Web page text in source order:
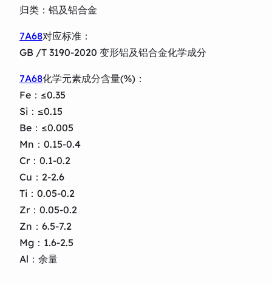
归类：铝及铝合金
7A68对应标准：
GB /T 3190-2020 变形铝及铝合金化学成分
7A68化学元素成分含量(%)：
Fe：≤0.35
Si：≤0.15
Be：≤0.005
Mn：0.15-0.4
Cr：0.1-0.2
Cu：2-2.6
Ti：0.05-0.2
Zr：0.05-0.2
Zn：6.5-7.2
Mg：1.6-2.5
Al：余量